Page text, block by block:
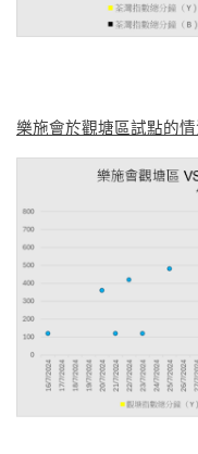
樂施會於觀塘區試點的情